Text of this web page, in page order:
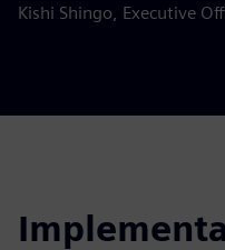
Kishi Shingo, Executive